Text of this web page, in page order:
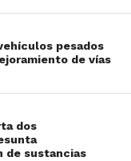
pesados
de vías
dos
de sustancias